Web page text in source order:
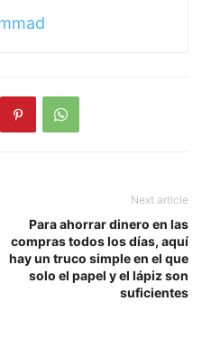
Next article
Para ahorrar dinero en las
compras todos los días, aquí
hay un truco simple en el que
solo el papel y el lápiz son
suficientes